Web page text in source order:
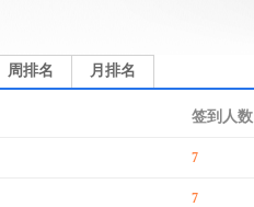
周排名 月排名
签到人数
7
7